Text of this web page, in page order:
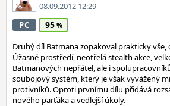
08.09.2012 12:29
PC 95
Druhý díl Batmana zopakoval prakticky vše,
Úžasné prostředí, neotřelá stealth akce,
Batmanových nepřátel, ale i
soubojový systém, který je však vyvážený
protivníků. Oproti prvnímu dílu přidává
nového parťáka a vedlejší úkoly.